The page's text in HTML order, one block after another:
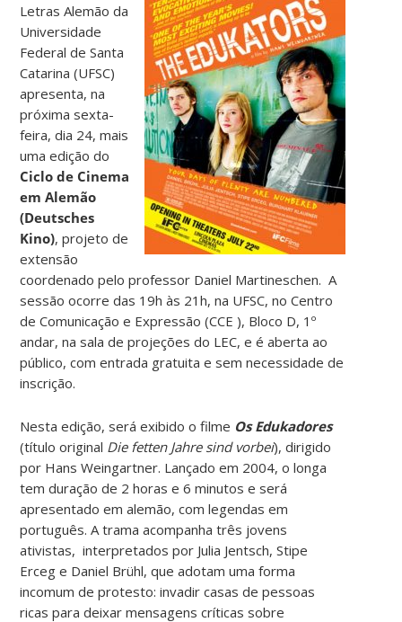
Letras Alemão da
Universidade
Federal de Santa
Catarina (UFSC)
apresenta, na
próxima sexta-
feira, dia 24, mais
uma edição do
Ciclo de Cinema
em Alemão
(Deutsches
Kino), projeto de
extensão
coordenado pelo professor Daniel Martineschen. A
sessão ocorre das 19h às 21h, na UFSC, no Centro
de Comunicação e Expressão (CCE ), Bloco D, 1º
andar, na sala de projeções do LEC, e é aberta ao
público, com entrada gratuita e sem necessidade de
inscrição.
Nesta edição, será exibido o filme Os Edukadores
(título original Die fetten Jahre sind vorbei), dirigido
por Hans Weingartner. Lançado em 2004, o longa
tem duração de 2 horas e 6 minutos e será
apresentado em alemão, com legendas em
português.A trama acompanha três jovens
ativistas, interpretados por Julia Jentsch, Stipe
Erceg e Daniel Brühl, que adotam uma forma
incomum de protesto: invadir casas de pessoas
ricas para deixar mensagens críticas sobre